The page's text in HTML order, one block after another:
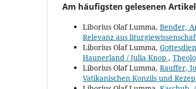
Am häufigsten gelesenen
Liborius Olaf Lumma, Bender,
Relevanz aus
Liborius Olaf Lumma,
Haunerland / Julia Knop ,
Liborius Olaf Lumma, Rauffer,
Vatikanischen Konzils und